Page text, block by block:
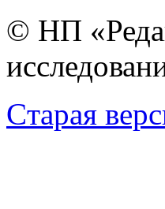
© НП
Cтарая